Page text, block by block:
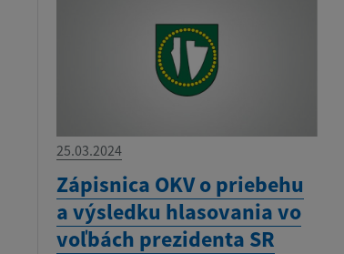
25.03.2024
Zápisnica OKV o priebehu
a výsledku hlasovania vo
voľbách prezidenta SR